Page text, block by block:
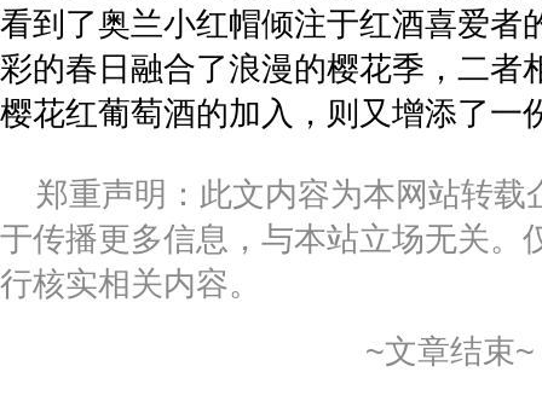
看到了奥兰小红帽倾注于红酒喜爱者
彩的春日融合了浪漫的樱花季，二者
樱花红葡萄酒的加入，则又增添了一
郑重声明：此文内容为本网站转载
于传播更多信息，与本站立场无关。
行核实相关内容。
~文章结束~